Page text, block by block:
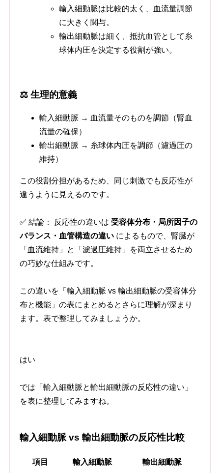
輸入細動脈は比較的太く、血流量調節
に大きく関与。
輸出細動脈は細く、抵抗血管として糸
球体内圧を決定する役割が強い。
⚖️ 生理的意義
輸入細動脈 → 血流量そのものを調節（腎血
流量の確保）
輸出細動脈 → 糸球体内圧を調節（濾過圧の
維持）
この役割分担があるため、同じ刺激でも反応性が
違うように見えるのです。
✅ 結論： 反応性の違いは 受容体分布・局所因子の
バランス・血管構造の違い によるもので、腎臓が
「血流維持」と「濾過圧維持」を両立させるため
の巧妙な仕組みです。
この違いを「輸入細動脈 vs 輸出細動脈の受容体分
布と機能」の表にまとめるとさらに理解が深まり
ます。表で整理してみましょうか。
はい
では「輸入細動脈と輸出細動脈の反応性の違い」
を表に整理してみますね。
輸入細動脈 vs 輸出細動脈の反応性比較
項目 輸入細動脈 輸出細動脈